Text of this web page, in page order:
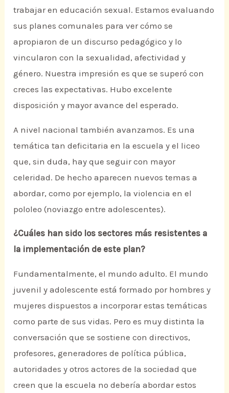
trabajar en educación sexual. Estamos evaluando
sus planes comunales para ver cómo se
apropiaron de un discurso pedagógico y lo
vincularon con la sexualidad, afectividad y
género. Nuestra impresión es que se superó con
creces las expectativas. Hubo excelente
disposición y mayor avance del esperado.
A nivel nacional también avanzamos. Es una
temática tan deficitaria en la escuela y el liceo
que, sin duda, hay que seguir con mayor
celeridad. De hecho aparecen nuevos temas a
abordar, como por ejemplo, la violencia en el
pololeo (noviazgo entre adolescentes).
¿Cuáles han sido los sectores más resistentes a
la implementación de este plan?
Fundamentalmente, el mundo adulto. El mundo
juvenil y adolescente está formado por hombres y
mujeres dispuestos a incorporar estas temáticas
como parte de sus vidas. Pero es muy distinta la
conversación que se sostiene con directivos,
profesores, generadores de política pública,
autoridades y otros actores de la sociedad que
creen que la escuela no debería abordar estos